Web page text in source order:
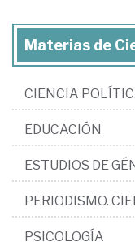
Materias de
CIENCIA
EDUCACIÓN
ESTUDIOS DE
PERIODISMO.
PSICOLOGÍA